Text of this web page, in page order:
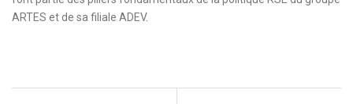
ARTES et de sa filiale ADEV.